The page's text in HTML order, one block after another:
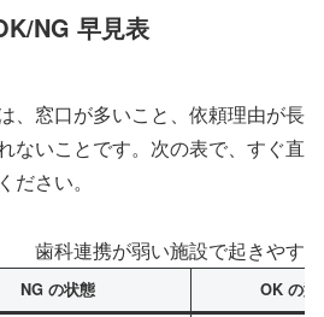
NG 早見表
、窓口が多いこと、依頼理由が長
ないことです。次の表で、すぐ直
さい。
歯科連携が弱い施設で起きやす
NG の状態 OK の型